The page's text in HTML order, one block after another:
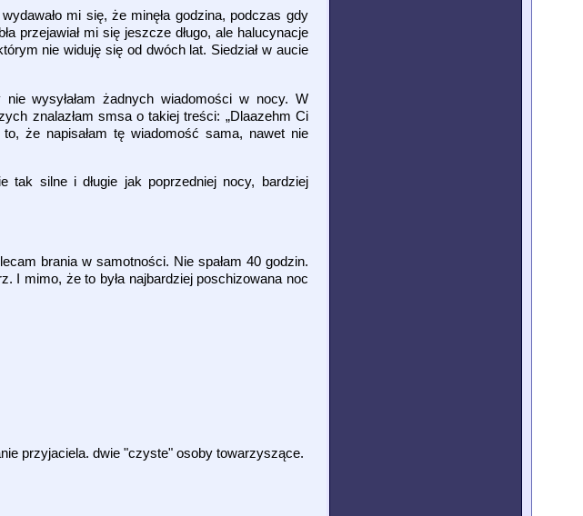
mi się, że minęła godzina, podczas gdy
przejawiał mi się jeszcze długo, ale halucynacje
nie widuję się od dwóch lat. Siedział w aucie
wysyłałam żadnych wiadomości w nocy. W
znalazłam smsa o takiej treści: „Dlaazehm Ci
że napisałam tę wiadomość sama, nawet nie
tak silne i długie jak poprzedniej nocy, bardziej
brania w samotności. Nie spałam 40 godzin.
I mimo, że to była najbardziej poschizowana noc
przyjaciela. dwie "czyste" osoby towarzyszące.